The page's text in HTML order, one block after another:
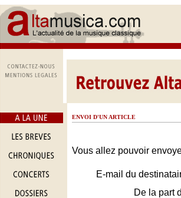
ENVOI D'UN ARTICLE
Vous allez pouvoir
E-mail du
De la part